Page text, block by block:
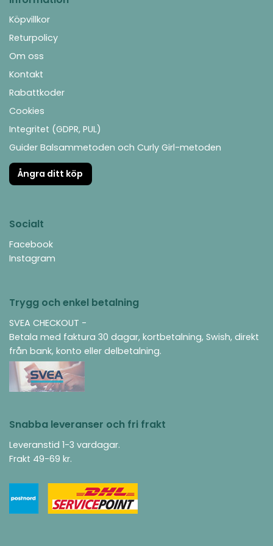
Köpvillkor
Returpolicy
Om oss
Kontakt
Rabattkoder
Cookies
Integritet (GDPR, PUL)
Guider Balsammetoden och Curly Girl-metoden
Ångra ditt köp
Socialt
Facebook
Instagram
Trygg och enkel betalning
SVEA CHECKOUT -
Betala med faktura 30 dagar, kortbetalning, Swish, direkt
från bank, konto eller delbetalning.
Snabba leveranser och fri frakt
Leveranstid 1-3 vardagar.
Frakt 49-69 kr.